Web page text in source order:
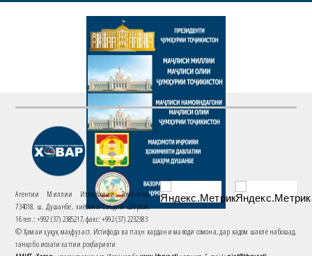
Агентии Миллии Иттилоотии Тоҷикистон
734018. ш. Душанбе, хиёбони Саъдии Шерозӣ,
16 тел.: +992 (37) 2385217, факс: +992 (37) 2232383
© Ҳамаи ҳуқуқ маҳфуз аст. Истифода ва паҳн кардани маводи сомона, дар кадом шакле набошад,
танҳо бо иҷозати хаттии роҳбарияти